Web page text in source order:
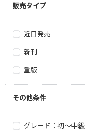
販売タイプ
近日発売
新刊
重版
その他条件
グレード：初～中級